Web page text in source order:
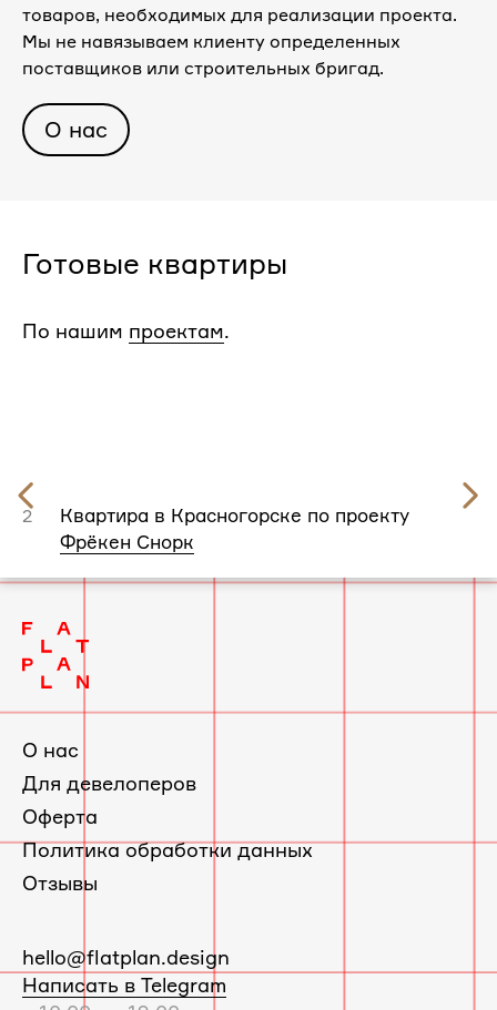
товаров, необходимых для реализации проекта.
Мы не навязываем клиенту определенных
поставщиков или строительных бригад.
О нас
Готовые квартиры
По нашим проектам.
2
Квартира в Красногорске по проекту
Фрёкен Снорк
слайд
О нас
Для девелоперов
Оферта
Политика обработки данных
Отзывы
E-
mail:
hello@flatplan.design
Написать в Telegram